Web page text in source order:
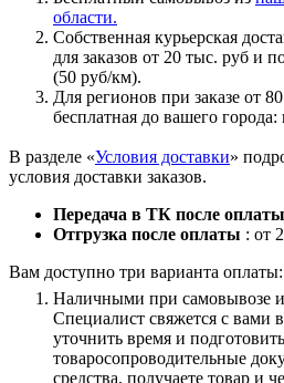
области.
Собственная курьерская
для заказов от 20 тыс. руб и
(50 руб/км).
Для регионов при заказе от
бесплатная до вашего
В разделе «Условия доставки»
условия доставки заказов.
Передача в ТК после оплаты
Отгрузка после оплаты : от
Вам доступно три варианта оплаты:
Наличными при самовывозе
Специалист свяжется с вами
уточнить время и
товаросопроводительные
средства, получаете товар и